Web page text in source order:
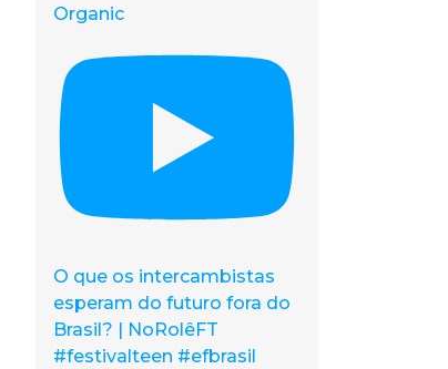
Organic
O que os intercambistas
esperam do futuro fora do
Brasil? | NoRolêFT
#festivalteen #efbrasil